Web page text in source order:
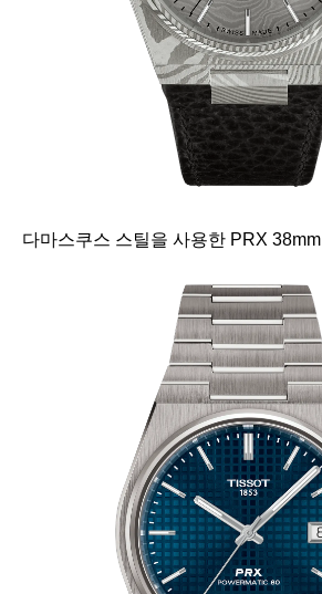
다마스쿠스 스틸을 사용한 PRX 38mm